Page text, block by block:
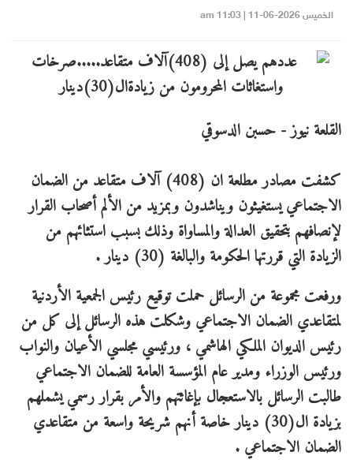
الخميس 2026-06-11 | 11:03 am
القلعة نيوز - حسبن الدسوقي
كشفت مصادر مطلعة ان (408) آلاف متقاعد من الضمان
الاجتماعي يستغيثون ويناشدون وبمزيد من الألم أصحاب القرار
لإنصافهم بتحقيق العدالة والمساواة وذلك بسبب استثائهم من
الزيادة التي قررتها الحكومة والبالغة (30) دينار .
ورفعت مجموعة من الرسائل حملت توقيع رئيس الجمعية الأردنية
لمتقاعدي الضمان الاجتماعي وشكلت هذه الرسائل إلى كل من
رئيس الديوان الملكي الهاشمي ، ورئيسي مجلسي الأعيان والنواب
ورئيس الوزراء ومدير عام المؤسسة العامة للضمان الاجتماعي
طالبت الرسائل بالاستعجال بإغاثتهم والأمر بقرار رسمي يشملهم
بزيادة ال(30) دينار خاصة أنهم شريحة واسعة من متقاعدي
الضمان الاجتماعي .